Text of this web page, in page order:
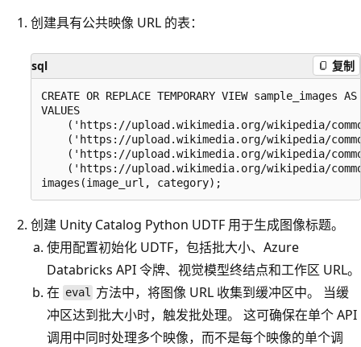
创建具有公共映像 URL 的表：
sql 复制
CREATE OR REPLACE TEMPORARY VIEW sample_images AS
VALUES
('https://upload.wikimedia.org/wikipedia/
('https://upload.wikimedia.org/wikipedia/
('https://upload.wikimedia.org/wikipedia/
('https://upload.wikimedia.org/wikipedia/
创建 Unity Catalog Python UDTF 用于生成图像标题。
使用配置初始化 UDTF，包括批大小、Azure
Databricks API 令牌、视觉模型终结点和工作区 URL。
在 eval 方法中，将图像 URL 收集到缓冲区中。 当缓
冲区达到批大小时，触发批处理。 这可确保在单个 API
调用中同时处理多个映像，而不是每个映像的单个调